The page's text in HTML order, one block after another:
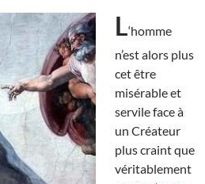
L‘homme
n’est alors plus
cet être
misérable et
servile face à
un Créateur
plus craint que
véritablement